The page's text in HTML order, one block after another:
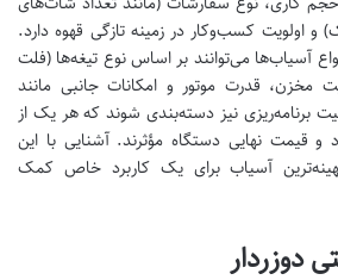
و اولویت کسب‌وکار در زمینه تازگی قهوه دارد.
آسیاب‌ها می‌توانند بر اساس نوع تیغه‌ها (فلت
مخزن، قدرت موتور و امکانات جانبی مانند
برنامه‌ریزی نیز دسته‌بندی شوند که هر یک از
و قیمت نهایی دستگاه مؤثرند. آشنایی با این
آسیاب برای یک کاربرد خاص کمک
دوزردار